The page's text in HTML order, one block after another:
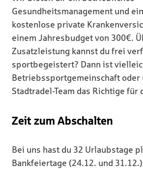
Gesundheitsmanagement und
kostenlose private
einem Jahresbudget von 300€.
Zusatzleistung kannst du frei
sportbegeistert? Dann ist
Betriebssportgemeinschaft oder
Stadtradel-Team das Richtige für
Zeit zum Abschalten
Bei uns hast du 32 Urlaubstage
Bankfeiertage (24.12. und